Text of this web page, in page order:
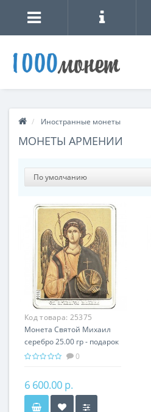
Иностранные монеты
МОНЕТЫ АРМЕНИИ
Код товара: 25375
Монета Святой Михаил
серебро 25.00 гр - подарок
икона имени0
6 600.00 р.